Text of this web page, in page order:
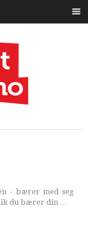
- bærer med seg
du bærer din …